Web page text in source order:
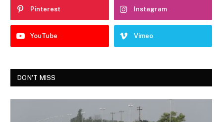
Pinterest Instagram
YouTube Vimeo
DON'T MISS